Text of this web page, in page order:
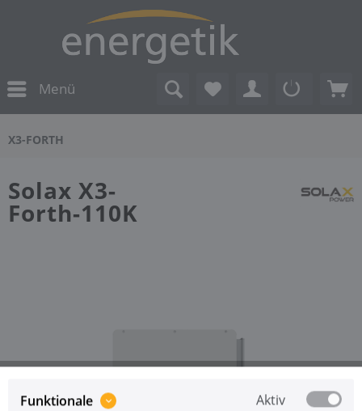
Menü
X3-FORTH
Solax X3-
Forth-110K
Funktionale Aktiv